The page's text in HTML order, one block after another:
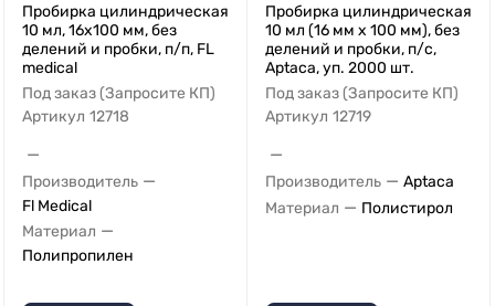
Пробирка цилиндрическая
10 мл, 16х100 мм, без
делений и пробки, п/п, FL
medical
Под заказ (Запросите КП)
Артикул 12718
—
Производитель —
Fl Medical
Материал —
Полипропилен
Пробирка цилиндрическая
10 мл (16 мм х 100 мм), без
делений и пробки, п/с,
Aptaca, уп. 2000 шт.
Под заказ (Запросите КП)
Артикул 12719
—
Производитель — Aptaca
Материал — Полистирол